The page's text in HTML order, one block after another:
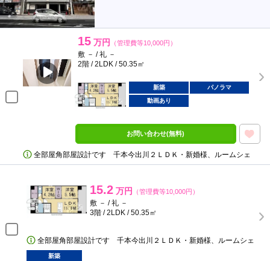
15 万円 （管理費等10,000円）
敷 － / 礼 －
2階 / 2LDK / 50.35㎡
新築
パノラマ
動画あり
お問い合わせ(無料)
全部屋角部屋設計です 千本今出川２ＬＤＫ・新婚様、ルームシェ
15.2 万円 （管理費等10,000円）
敷 － / 礼 －
3階 / 2LDK / 50.35㎡
全部屋角部屋設計です 千本今出川２ＬＤＫ・新婚様、ルームシェ
新築